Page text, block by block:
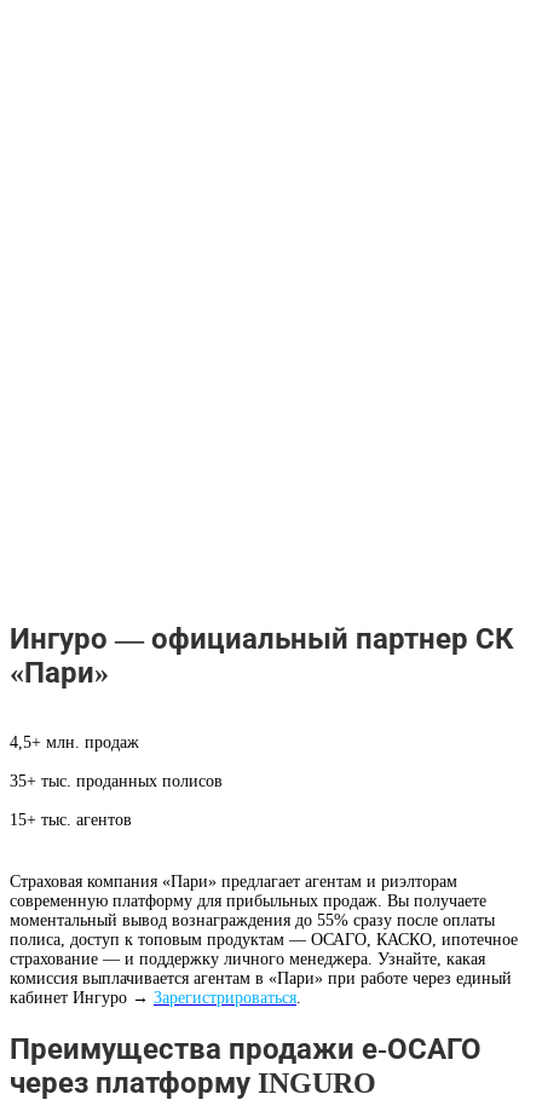
Ингуро — официальный партнер СК
«Пари»
4,5+ млн. продаж
35+ тыс. проданных полисов
15+ тыс. агентов
Страховая компания «Пари» предлагает агентам и риэлторам
современную платформу для прибыльных продаж. Вы получаете
моментальный вывод вознаграждения до 55% сразу после оплаты
полиса, доступ к топовым продуктам — ОСАГО, КАСКО, ипотечное
страхование — и поддержку личного менеджера. Узнайте, какая
комиссия выплачивается агентам в «Пари» при работе через единый
кабинет Ингуро → Зарегистрироваться.
Преимущества продажи е-ОСАГО
через платформу INGURO